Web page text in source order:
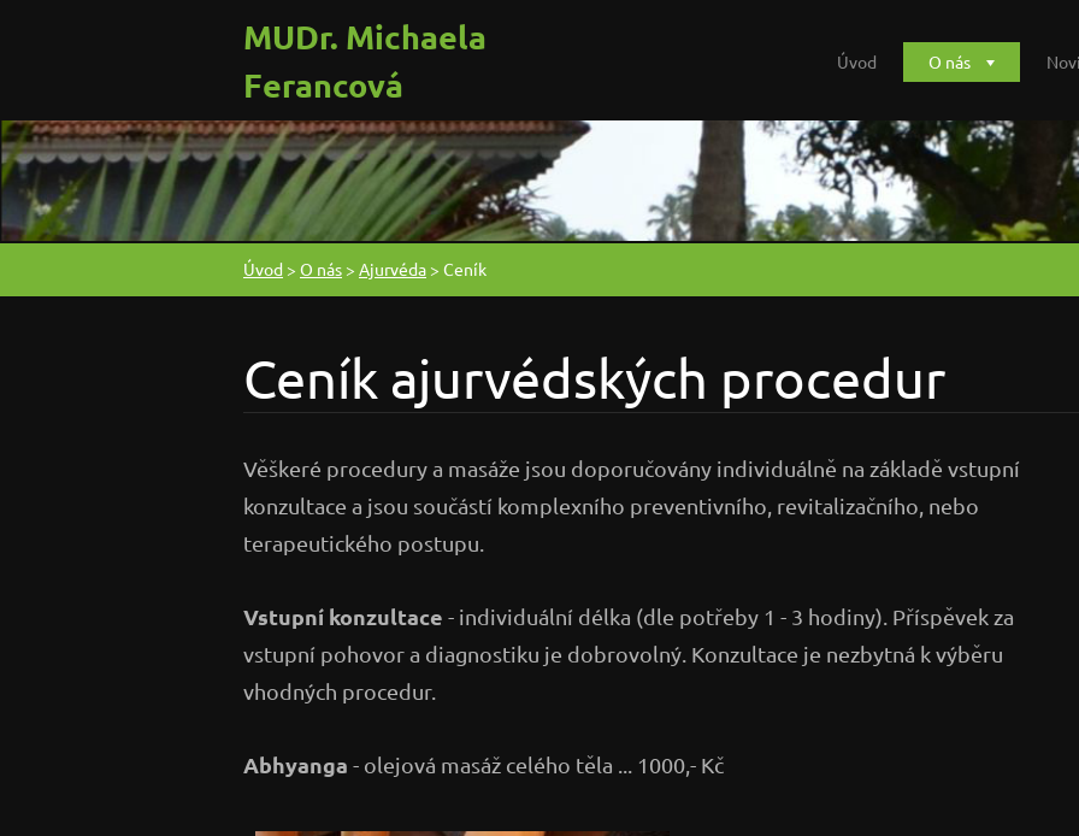
MUDr. Michaela
Ferancová
Úvod O nás
Úvod > O nás > Ajurvéda > Ceník
Ceník ajurvédských procedur
Věškeré procedury a masáže jsou doporučovány individuálně na základě vstupní
konzultace a jsou součástí komplexního preventivního, revitalizačního, nebo
terapeutického postupu.
Vstupní konzultace - individuální délka (dle potřeby 1 - 3 hodiny). Příspěvek za
vstupní pohovor a diagnostiku je dobrovolný. Konzultace je nezbytná k výběru
vhodných procedur.
Abhyanga - olejová masáž celého těla ... 1000,- Kč